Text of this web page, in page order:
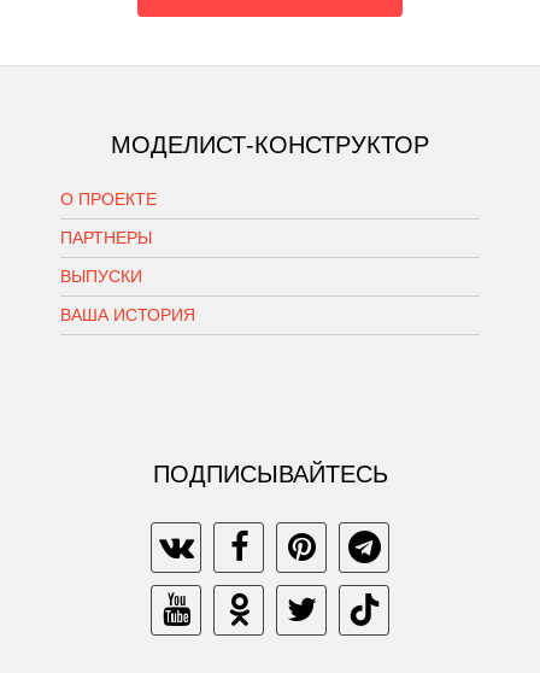
МОДЕЛИСТ-КОНСТРУКТОР
О ПРОЕКТЕ
ПАРТНЕРЫ
ВЫПУСКИ
ВАША ИСТОРИЯ
ПОДПИСЫВАЙТЕСЬ